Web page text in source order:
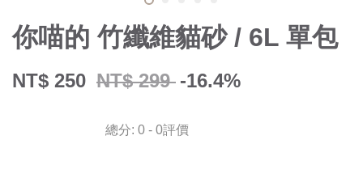
你喵的 竹纖維貓砂 / 6L 單包
NT$ 250 NT$ 299 -16.4%
總分: 0 - 0評價